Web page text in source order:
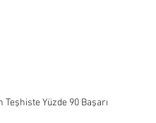
Teşhiste Yüzde 90 Başarı